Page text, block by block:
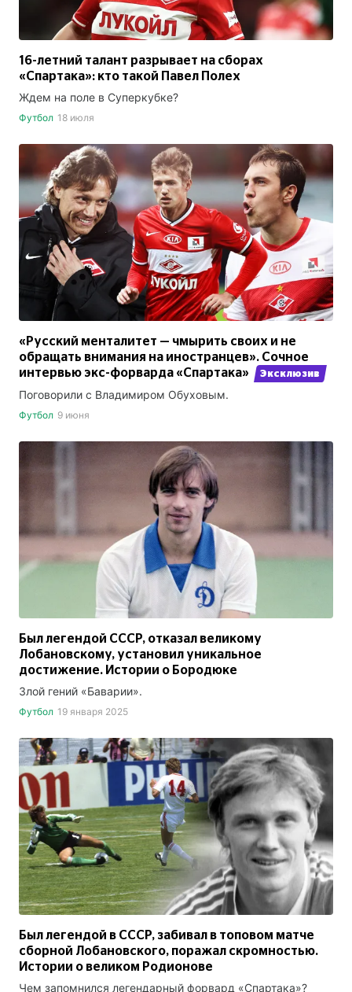
16-летний талант разрывает на сборах
«Спартака»: кто такой Павел Полех
Ждем на поле в Суперкубке?
Футбол 18 июля
«Русский менталитет — чмырить своих и не
обращать внимания на иностранцев». Сочное
интервью экс-форварда «Спартака»
Эксклюзив
Поговорили с Владимиром Обуховым.
Футбол 9 июня
Был легендой СССР, отказал великому
Лобановскому, установил уникальное
достижение. Истории о Бородюке
Злой гений «Баварии».
Футбол 19 января 2025
Был легендой в СССР, забивал в топовом матче
сборной Лобановского, поражал скромностью.
Истории о великом Родионове
Чем запомнился легендарный форвард «Спартака»?